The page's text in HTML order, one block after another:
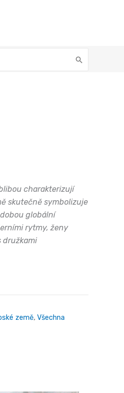
charakterizují
skutečně symbolizuje
globální
rytmy, ženy
družkami
země, Všechna